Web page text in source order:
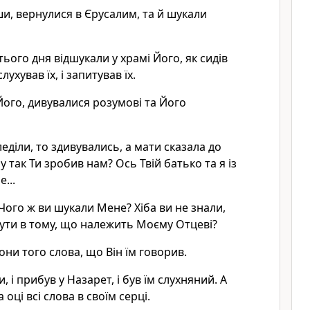
вернулися в Єрусалим, та й шукали
дня відшукали у храмі Його, як сидів
їх, і запитував їх.
дивувалися розумові та Його
то здивувались, а мати сказала до
Ти зробив нам? Ось Твій батько та я із
Чого ж ви шукали Мене? Хіба ви не знали,
в тому, що належить Моєму Отцеві?
того слова, що Він їм говорив.
і прибув у Назарет, і був їм слухняний. А
всі слова в своїм серці.